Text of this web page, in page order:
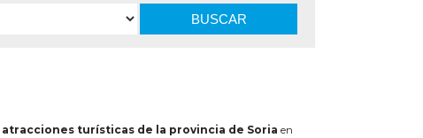
BUSCAR
atracciones turísticas de la provincia de Soria en